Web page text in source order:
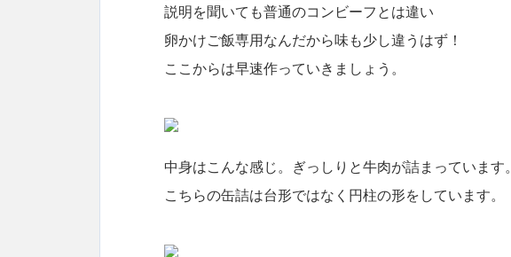
説明を聞いても普通のコンビーフとは違い
卵かけご飯専用なんだから味も少し違うはず！
ここからは早速作っていきましょう。
中身はこんな感じ。ぎっしりと牛肉が詰まっています。
こちらの缶詰は台形ではなく円柱の形をしています。